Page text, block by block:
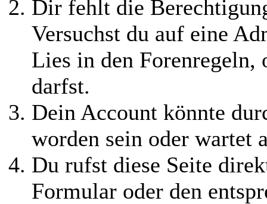
Dir fehlt die
Versuchst du auf eine
Lies in den Forenregeln,
darfst.
Dein Account könnte
worden sein oder wartet
Du rufst diese Seite
Formular oder den